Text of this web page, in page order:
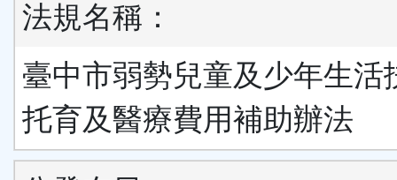
法規名稱：
臺中市弱勢兒童及少年生活
托育及醫療費用補助辦法